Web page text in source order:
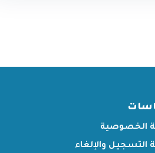
الخصوصية
والإلغاء